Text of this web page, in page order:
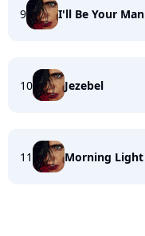
9 I'll Be Your Man
10 Jezebel
11 Morning Light